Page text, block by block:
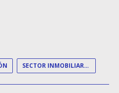
SECTOR INMOBILIARIO